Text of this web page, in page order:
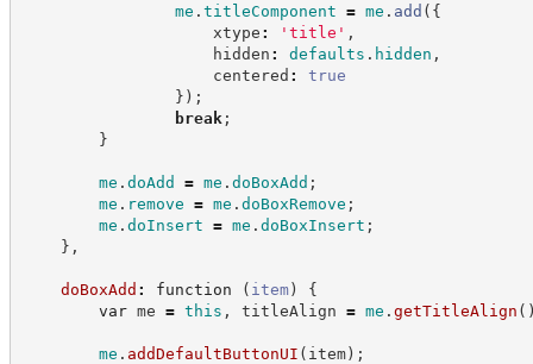
me . titleComponent = me . add ( {
xtype : ' title ' ,
hidden : defaults . hidden ,
centered :
true
} ) ;
break ;
}
me . doAdd = me . doBoxAdd ;
me . remove = me . doBoxRemove ;
me . doInsert = me . doBoxInsert ;
} ,
doBoxAdd : function ( item)
{
var me = this , titleAlign = me . getTitleAlign (
me . addDefaultButtonUI ( item) ;